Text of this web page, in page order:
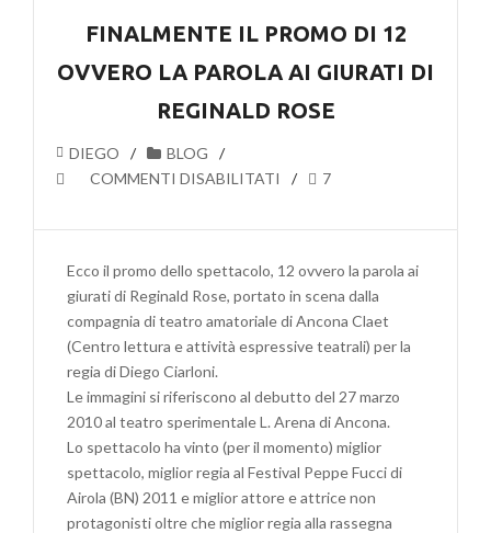
FINALMENTE IL PROMO DI 12
OVVERO LA PAROLA AI GIURATI DI
REGINALD ROSE
DIEGO
BLOG
COMMENTI DISABILITATI
SU
IL
DI
12
OVVERO
LA
PAROLA
AI
GIURATI
DI
REGINALD
ROSE
7
Ecco il promo dello spettacolo, 12 ovvero la parola ai
giurati di Reginald Rose, portato in scena dalla
compagnia di teatro amatoriale di Ancona Claet
(Centro lettura e attività espressive teatrali) per la
regia di Diego Ciarloni.
Le immagini si riferiscono al debutto del 27 marzo
2010 al teatro sperimentale L. Arena di Ancona.
Lo spettacolo ha vinto (per il momento) miglior
spettacolo, miglior regia al Festival Peppe Fucci di
Airola (BN) 2011 e miglior attore e attrice non
protagonisti oltre che miglior regia alla rassegna